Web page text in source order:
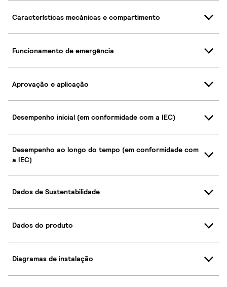
Características mecânicas e compartimento
Funcionamento de emergência
Aprovação e aplicação
Desempenho inicial (em conformidade com a IEC)
Desempenho ao longo do tempo (em conformidade com
a IEC)
Dados de Sustentabilidade
Dados do produto
Diagramas de instalação